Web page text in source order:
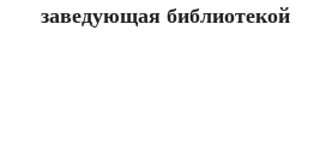
заведующая библиотекой